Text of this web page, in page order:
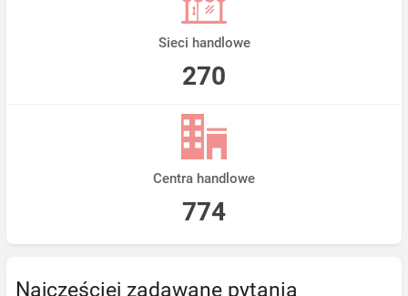
Sieci handlowe
270
Centra handlowe
774
Najczęściej zadawane pytania